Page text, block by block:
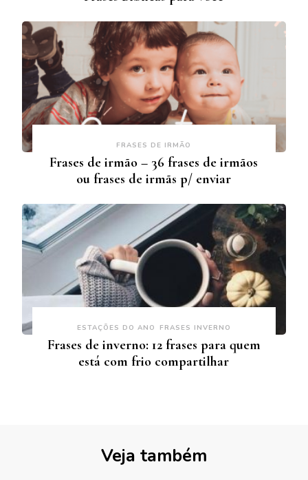
FRASES DE IRMÃO
Frases de irmão – 36 frases de irmãos
ou frases de irmãs p/ enviar
ESTAÇÕES DO ANO FRASES INVERNO
Frases de inverno: 12 frases para quem
está com frio compartilhar
Veja também